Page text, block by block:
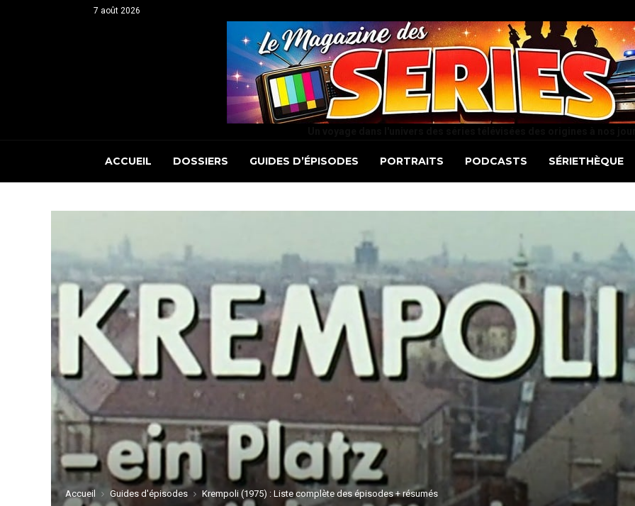
7 août 2026
ACCUEIL DOSSIERS GUIDES D’ÉPISODES PORTRAITS PODCASTS SÉRIETHÈQUE
Accueil Guides d'épisodes Krempoli (1975) : Liste complète des épisodes + résumés